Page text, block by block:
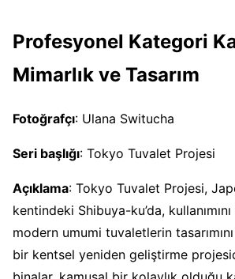
Profesyonel Kategori
Mimarlık ve Tasarım
Fotoğrafçı: Ulana Switucha
Seri başlığı: Tokyo Tuvalet Projesi
Açıklama: Tokyo Tuvalet Projesi,
kentindeki Shibuya-ku’da,
modern umumi tuvaletlerin
bir kentsel yeniden geliştirme